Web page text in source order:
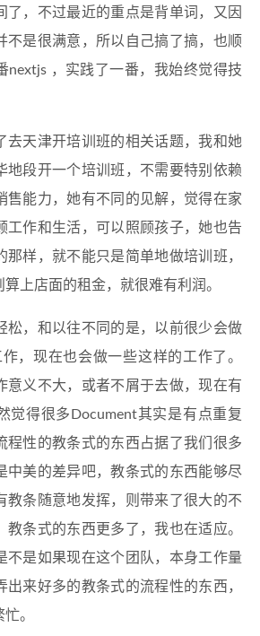
了，不过最近的重点是背单词，又因
不是很满意，所以自己搞了搞，也顺
nextjs ，实践了一番，我始终觉得技
去天津开培训班的相关话题，我和她
地段开一个培训班，不需要特别依赖
售能力，她有不同的见解，觉得在家
工作和生活，可以照顾孩子，她也告
那样，就不能只是简单地做培训班，
上店面的租金，就很难有利润。
松，和以往不同的是，以前很少会做
，现在也会做一些这样的工作了。
意义不大，或者不屑于去做，现在有
觉得很多Document其实是有点重复
程性的教条式的东西占据了我们很多
中美的差异吧，教条式的东西能够尽
教条随意地发挥，则带来了很大的不
教条式的东西更多了，我也在适应。
不是如果现在这个团队，本身工作量
出来好多的教条式的流程性的东西，
。